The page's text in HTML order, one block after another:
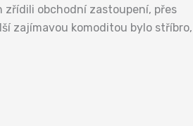
obchodní zastoupení, přes
zajímavou komoditou bylo stříbro,